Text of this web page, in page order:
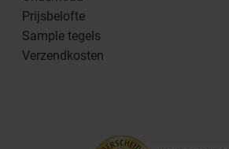
Prijsbelofte
Sample tegels
Verzendkosten